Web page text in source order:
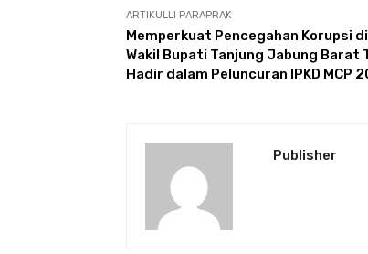
ARTIKULLI PARAPRAK
Memperkuat Pencegahan Korupsi
Wakil Bupati Tanjung Jabung Barat
Hadir dalam Peluncuran IPKD MCP
Publisher